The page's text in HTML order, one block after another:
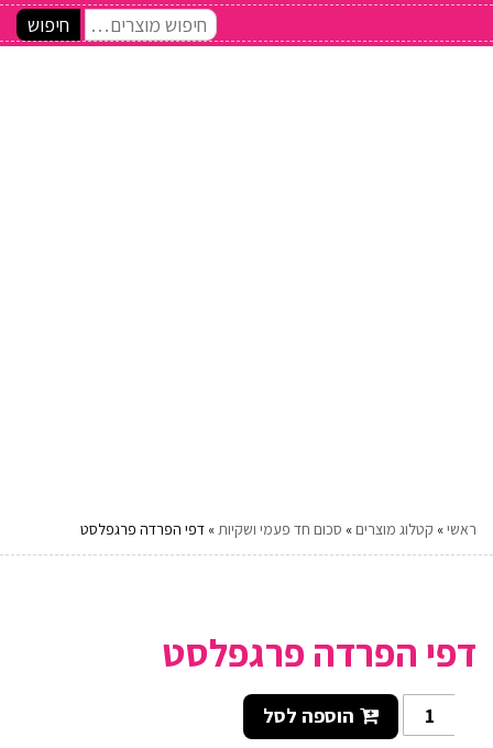
חיפוש
ראשי» קטלוג מוצרים » סכום חד פעמי ושקיות» דפי הפרדה פרגפלסט
דפי הפרדה פרגפלסט
הוספה לסל